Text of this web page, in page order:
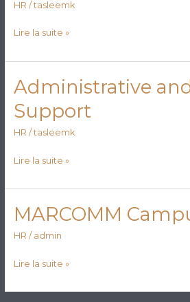
HR / tasleemk
financier
Lire la suite »
Administrative
Support
HR / tasleemk
Administrative
Academic
Support
Lire la suite »
MARCOMM
HR / admin
MARCOMM
Maurice
Lire la suite »